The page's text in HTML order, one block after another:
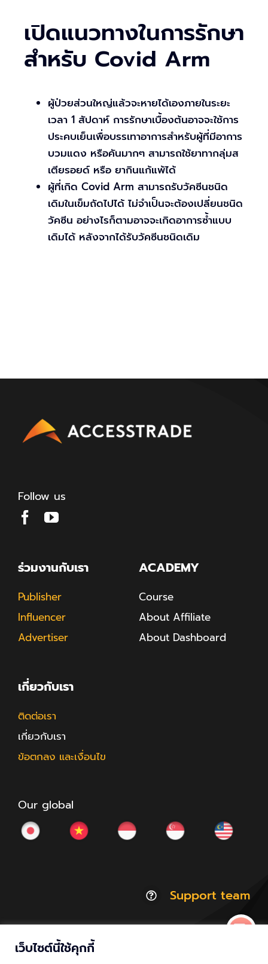
เปิดแนวทางในการรักษา
สำหรับ Covid Arm
ผู้ป่วยส่วนใหญ่แล้วจะหายได้เองภายในระยะ
เวลา 1 สัปดาห์ การรักษาเบื้องต้นอาจจะใช้การ
ประคบเย็นเพื่อบรรเทาอาการสำหรับผู้ที่มีอาการ
บวมแดง หรือคันมากๆ สามารถใช้ยาทากลุ่มส
เตียรอยด์ หรือ ยากินแก้แพ้ได้
ผู้ที่เกิด Covid Arm สามารถรับวัคซีนชนิด
เดิมในเข็มถัดไปได้ ไม่จำเป็นจะต้องเปลี่ยนชนิด
วัคซีน อย่างไรก็ตามอาจจะเกิดอาการซ้ำแบบ
เดิมได้ หลังจากได้รับวัคซีนชนิดเดิม
Follow us
ร่วมงานกับเรา
Publisher
Influencer
Advertiser
ACADEMY
Course
About Affiliate
About Dashboard
เกี่ยวกับเรา
ติดต่อเรา
เกี่ยวกับเรา
ข้อตกลง และเงื่อนไข
Our global
Support team
เว็บไซต์นี้ใช้คุกกี้